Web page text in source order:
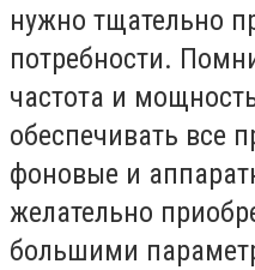
нужно тщательно
потребности.
частота и
обеспечивать все
фоновые и
желательно
большими